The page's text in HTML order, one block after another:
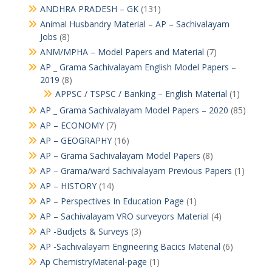
ANDHRA PRADESH – GK(131)
Animal Husbandry Material – AP – Sachivalayam
Jobs (8)
ANM/MPHA – Model Papers and Material (7)
AP _ Grama Sachivalayam English Model Papers –
2019 (8)
APPSC / TSPSC / Banking – English Material (1)
AP _ Grama Sachivalayam Model Papers – 2020 (85)
AP – ECONOMY(7)
AP – GEOGRAPHY(16)
AP – Grama Sachivalayam Model Papers (8)
AP – Grama/ward Sachivalayam Previous Papers (1)
AP – HISTORY(14)
AP – Perspectives In Education Page (1)
AP – Sachivalayam VRO surveyors Material (4)
AP -Budjets & Surveys (3)
AP -Sachivalayam Engineering Bacics Material (6)
Ap ChemistryMaterial-page (1)